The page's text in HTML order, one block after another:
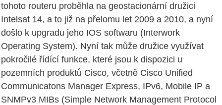
tohoto routeru proběhla na geostacionární družici
Intelsat 14, a to již na přelomu let 2009 a 2010, a nyní
došlo k upgradu jeho IOS softwaru (Interwork
Operating System). Nyní tak může družice využívat
pokročilé řídící funkce, které jsou k dispozici u
pozemních produktů Cisco, včetně Cisco Unified
Communicatons Manager Express, IPv6, Mobile IP a
SNMPv3 MIBs (Simple Network Management Protocol